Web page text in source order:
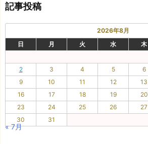
ー
記事投稿
2026年8月
日
月 火 水 木
2
3 4 5 6
9
10 11 12 13
16
17 18 19 20
23
24 25 26 27
30
31
« 7月